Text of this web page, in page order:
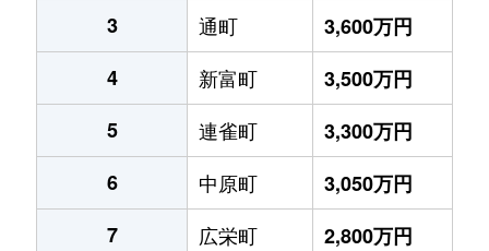
3
通町
3,600万円
4
新富町
3,500万円
5
連雀町
3,300万円
6
中原町
3,050万円
7
広栄町
2,800万円